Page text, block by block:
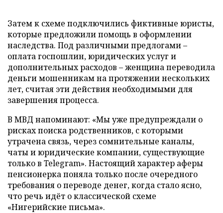
Затем к схеме подключились фиктивные юристы,
которые предложили помощь в оформлении
наследства. Под различными предлогами –
оплата госпошлин, юридических услуг и
дополнительных расходов – женщина переводила
деньги мошенникам на протяжении нескольких
лет, считая эти действия необходимыми для
завершения процесса.
В МВД напоминают: «Мы уже предупреждали о
рисках поиска родственников, с которыми
утрачена связь, через сомнительные каналы,
чаты и юридические компании, существующие
только в Telegram». Настоящий характер аферы
пенсионерка поняла только после очередного
требования о переводе денег, когда стало ясно,
что речь идёт о классической схеме
«Нигерийские письма».